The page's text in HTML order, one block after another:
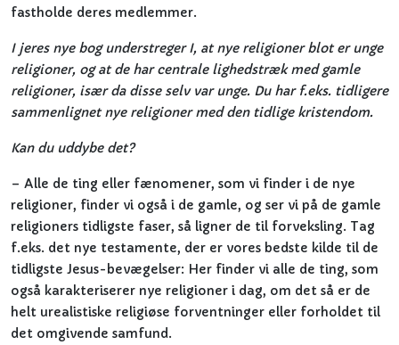
fastholde deres medlemmer.
I jeres nye bog understreger I, at nye religioner blot er unge
religioner, og at de har centrale lighedstræk med gamle
religioner, især da disse selv var unge. Du har f.eks. tidligere
sammenlignet nye religioner med den tidlige kristendom.
Kan du uddybe det?
– Alle de ting eller fænomener, som vi finder i de nye
religioner, finder vi også i de gamle, og ser vi på de gamle
religioners tidligste faser, så ligner de til forveksling. Tag
f.eks. det nye testamente, der er vores bedste kilde til de
tidligste Jesus-bevægelser: Her finder vi alle de ting, som
også karakteriserer nye religioner i dag, om det så er de
helt urealistiske religiøse forventninger eller forholdet til
det omgivende samfund.